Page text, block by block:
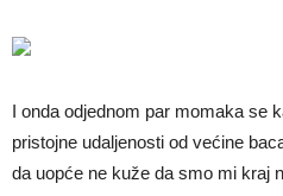
I onda odjednom par momaka se
pristojne udaljenosti od većine
da uopće ne kuže da smo mi kraj